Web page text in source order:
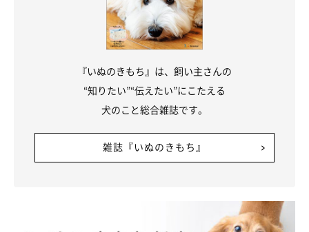
『いぬのきもち』は、飼い主さんの
“知りたい”“伝えたい”にこたえる
犬のこと総合雑誌です。
雑誌『いぬのきもち』